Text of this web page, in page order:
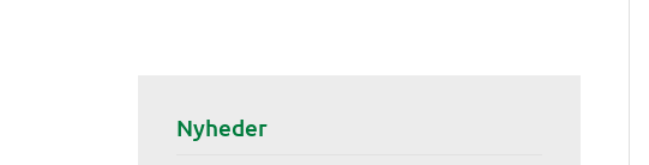
Nyheder